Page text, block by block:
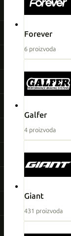
Forever
6 proizvoda
Galfer
4 proizvoda
Giant
431 proizvoda